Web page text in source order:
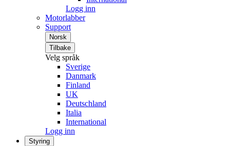
Logg inn
Motorlabber
Support
Norsk
Tilbake
Velg språk
Sverige
Danmark
Finland
UK
Deutschland
Italia
International
Logg inn
Styring